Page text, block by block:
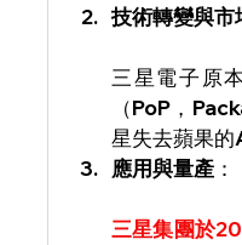
技術轉變與市
三星電子原
（PoP，
星失去蘋果的
應用與量產 ：
三星集團於